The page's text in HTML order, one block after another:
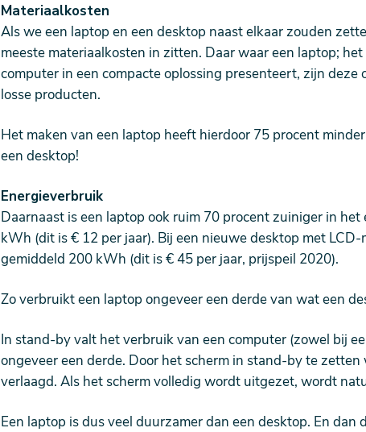
Materiaalkosten
Als we een laptop en een desktop naast elkaar zouden
meeste materiaalkosten in zitten. Daar waar een laptop;
computer in een compacte oplossing presenteert, zijn deze
losse producten.
Het maken van een laptop heeft hierdoor 75 procent
een desktop!
Energieverbruik
Daarnaast is een laptop ook ruim 70 procent zuiniger in
kWh (dit is € 12 per jaar). Bij een nieuwe desktop met
gemiddeld 200 kWh (dit is € 45 per jaar, prijspeil 2020).
Zo verbruikt een laptop ongeveer een derde van wat een
In stand-by valt het verbruik van een computer (zowel bij
ongeveer een derde. Door het scherm in stand-by te
verlaagd. Als het scherm volledig wordt uitgezet, wordt
Een laptop is dus veel duurzamer dan een desktop. En